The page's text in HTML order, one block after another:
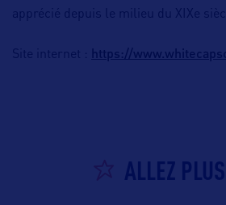
apprécié depuis le milieu du XIXe
Site internet : https://
ALLEZ